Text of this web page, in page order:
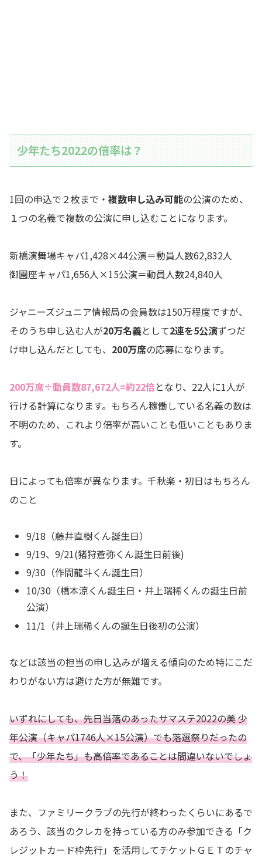
少年たち2022の倍率は？
1回の申込で２枚まで・ 複数申し込み可能の公演のため、
１つの名義で複数の公演に申し込むことになります。
新橋演舞場キャパ1,428×44公演＝動員人数62,832人
御園座キャパ1,656人×15公演＝動員人数24,840人
ジャニーズジュニア情報局の会員数は150万程度ですが、
そのうち申し込む人が20万名義として2連を5公演ずつだ
け申し込んだとしても、 200万席の応募になります。
200万席÷動員数87,672人=約22倍となり、22人に1人が
行ける計算になります。もちろん稼働している名義の数は
不明のため、これより倍率が高いことも低いこともありま
す。
日によっても倍率が異なります。千秋楽・初日はもちろん
のこと
9/18（藤井直樹くん誕生日）
9/19、9/21(猪狩蒼弥くん誕生日前後)
9/30（作間龍斗くん誕生日）
10/30（橋本涼くん誕生日・井上瑞稀くんの誕生日前
公演）
11/1（井上瑞稀くんの誕生日後初の公演）
などは該当の担当の申し込みが増える傾向のため特にこだ
わりがない方は避けた方が無難です。
いずれにしても、先日当落のあったサマステ2022の美 少
年公演（キャパ1746人×15公演）でも落選祭りだったの
で、「少年たち」も高倍率であることは間違いないでしょ
う！
また、ファミリークラブの先行が終わったくらいにあるで
あろう、該当のクレカを持っている方のみ参加できる「ク
レジットカード枠先行」を活用してチケットＧＥＴのチャ